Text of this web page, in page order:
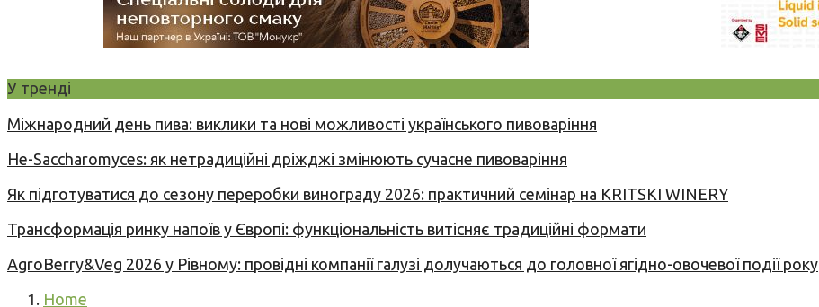
У тренді
Міжнародний день пива: виклики та нові можливості українського пивоваріння
Не-Saccharomyces: як нетрадиційні дріжджі змінюють сучасне пивоваріння
Як підготуватися до сезону переробки винограду 2026: практичний семінар на KRITSKI WINERY
Трансформація ринку напоїв у Європі: функціональність витісняє традиційні формати
AgroBerry&Veg 2026 у Рівному: провідні компанії галузі долучаються до головної ягідно-овочевої події року
Home